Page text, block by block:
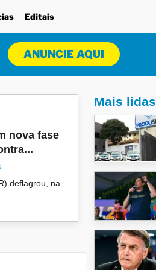
Editais
ANUNCIE AQUI
nova fase
deflagrou, na
Mais lidas